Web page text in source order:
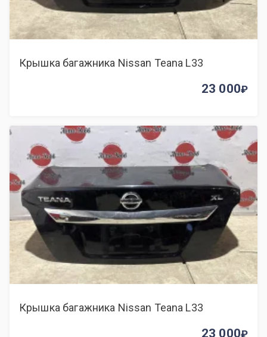
Крышка багажника Nissan Teana L33
23 000
Крышка багажника Nissan Teana L33
23 000